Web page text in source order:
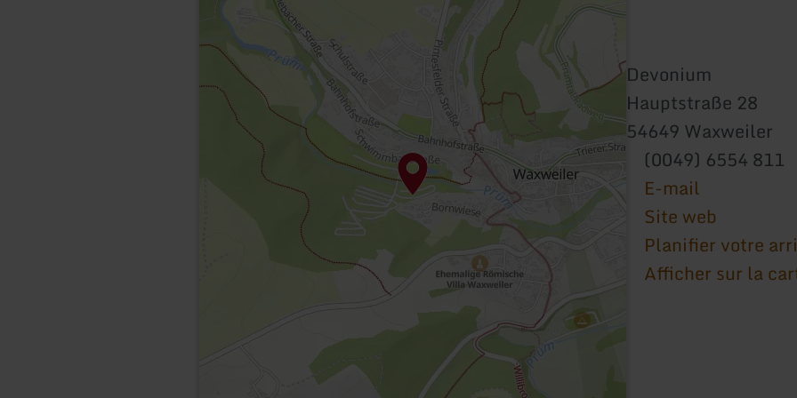
Devonium
Hauptstraße 28
54649 Waxweiler
(0049) 6554 811
E-mail
Site web
Planifier votre
Afficher sur la